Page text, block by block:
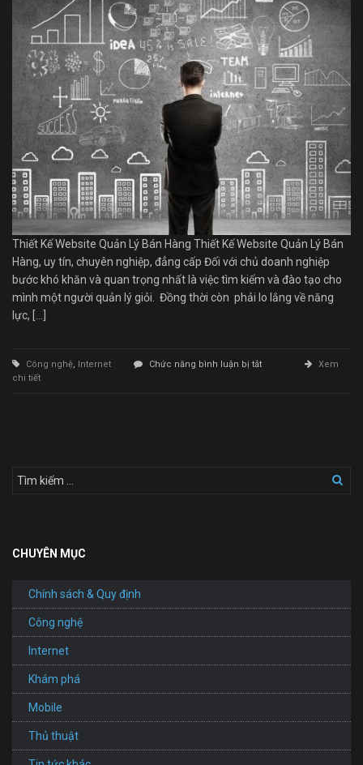
Thiết Kế Website Quản Lý Bán Hàng Thiết Kế Website Quản Lý Bán
Hàng, uy tín, chuyên nghiệp, đẳng cấp Đối với chủ doanh nghiệp
bước khó khăn và quan trọng nhất là việc tìm kiếm và đào tạo cho
mình một người quản lý giỏi. Đồng thời còn phải lo lắng về năng
lực, […]
Công nghệ, Internet Chức năng bình luận bị tắtở
Xem
chi tiết
CHUYÊN MỤC
Chính sách & Quy định
Công nghệ
Internet
Khám phá
Mobile
Thủ thuật